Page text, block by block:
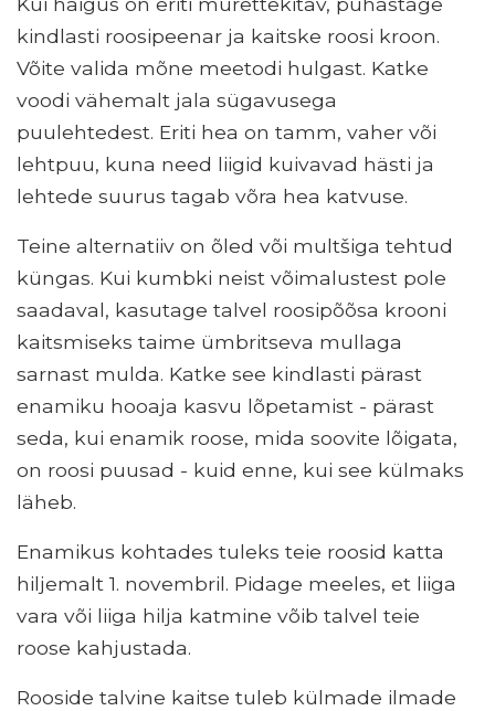
kindlasti roosipeenar ja kaitske roosi kroon.
Võite valida mõne meetodi hulgast. Katke
voodi vähemalt jala sügavusega
puulehtedest. Eriti hea on tamm, vaher või
lehtpuu, kuna need liigid kuivavad hästi ja
lehtede suurus tagab võra hea katvuse.
Teine alternatiiv on õled või multšiga tehtud
küngas. Kui kumbki neist võimalustest pole
saadaval, kasutage talvel roosipõõsa krooni
kaitsmiseks taime ümbritseva mullaga
sarnast mulda. Katke see kindlasti pärast
enamiku hooaja kasvu lõpetamist - pärast
seda, kui enamik roose, mida soovite lõigata,
on roosi puusad - kuid enne, kui see külmaks
läheb.
Enamikus kohtades tuleks teie roosid katta
hiljemalt 1. novembril. Pidage meeles, et liiga
vara või liiga hilja katmine võib talvel teie
roose kahjustada.
Rooside talvine kaitse tuleb külmade ilmade